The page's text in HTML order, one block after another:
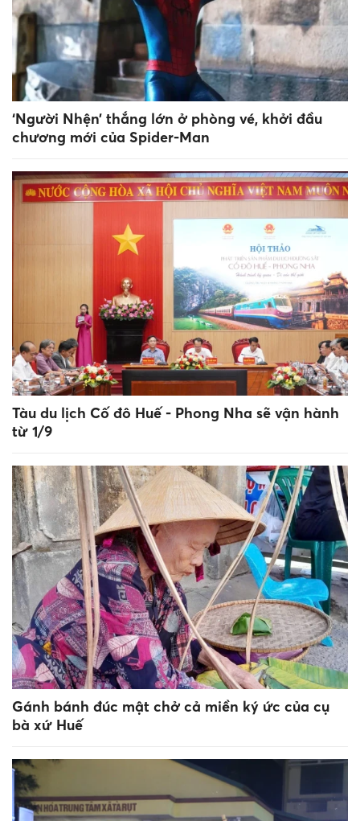
‘Người Nhện’ thắng lớn ở phòng vé, khởi đầu
chương mới của Spider-Man
Tàu du lịch Cố đô Huế - Phong Nha sẽ vận hành
từ 1/9
Gánh bánh đúc mật chở cả miền ký ức của cụ
bà xứ Huế